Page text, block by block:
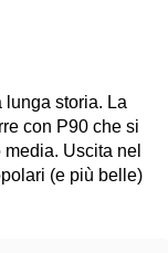
lunga storia. La
con P90 che si
Uscita nel
(e più belle)